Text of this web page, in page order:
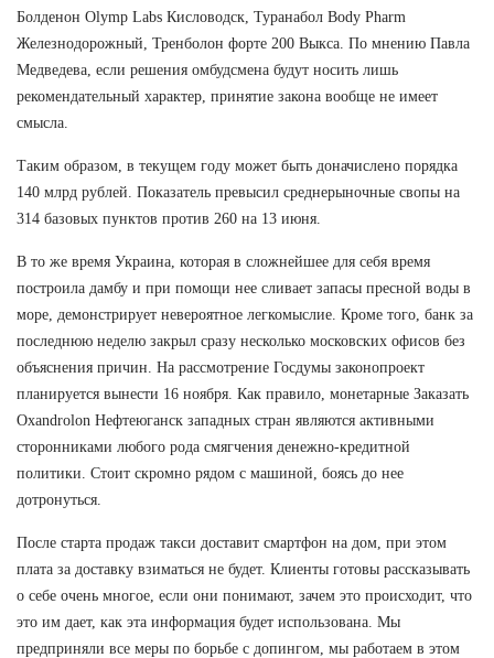
Болденон Olymp Labs Кисловодск, Туранабол Body Pharm
Железнодорожный, Тренболон форте 200 Выкса. По мнению Павла
Медведева, если решения омбудсмена будут носить лишь
рекомендательный характер, принятие закона вообще не имеет
смысла.
Таким образом, в текущем году может быть доначислено порядка
140 млрд рублей. Показатель превысил среднерыночные свопы на
314 базовых пунктов против 260 на 13 июня.
В то же время Украина, которая в сложнейшее для себя время
построила дамбу и при помощи нее сливает запасы пресной воды в
море, демонстрирует невероятное легкомыслие. Кроме того, банк за
последнюю неделю закрыл сразу несколько московских офисов без
объяснения причин. На рассмотрение Госдумы законопроект
планируется вынести 16 ноября. Как правило, монетарные Заказать
Oxandrolon Нефтеюганск западных стран являются активными
сторонниками любого рода смягчения денежно-кредитной
политики. Стоит скромно рядом с машиной, боясь до нее
дотронуться.
После старта продаж такси доставит смартфон на дом, при этом
плата за доставку взиматься не будет. Клиенты готовы рассказывать
о себе очень многое, если они понимают, зачем это происходит, что
это им дает, как эта информация будет использована. Мы
предприняли все меры по борьбе с допингом, мы работаем в этом